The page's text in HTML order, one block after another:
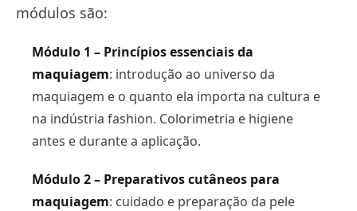
módulos são:
Módulo 1 – Princípios essenciais da
maquiagem: introdução ao universo da
maquiagem e o quanto ela importa na cultura e
na indústria fashion. Colorimetria e higiene
antes e durante a aplicação.
Módulo 2 – Preparativos cutâneos para
maquiagem: cuidado e preparação da pele